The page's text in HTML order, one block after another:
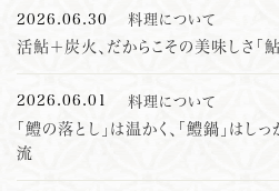
2026.06.30 料理について
活鮎＋炭火、だからこその美味しさ「
2026.06.01 料理について
「鱧の落とし」は温かく、「鱧鍋」は
流